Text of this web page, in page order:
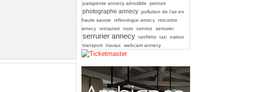
parapente annecy aéroslide peinture
photographe annecy pollution de l'air en
haute savoie
reflexologue annecy rencontre
annecy restaurant route semnoz serrurier
serrurier annecy tartiflette taxi traiteur
transport travaux webcam annecy